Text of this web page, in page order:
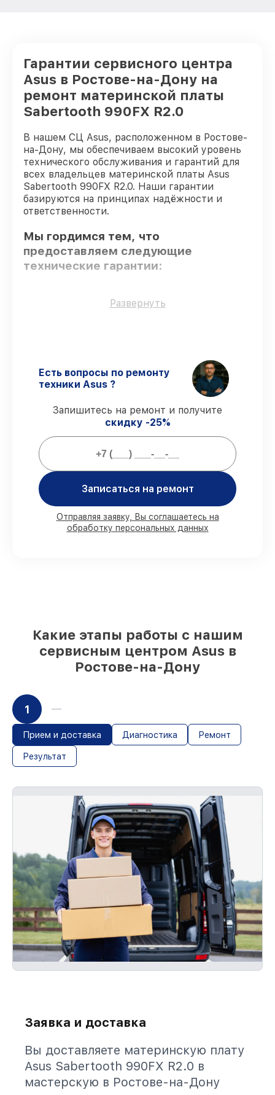
Гарантии сервисного центра
Asus в Ростове-на-Дону на
ремонт материнской платы
Sabertooth 990FX R2.0
В нашем СЦ Asus, расположенном в Ростове-
на-Дону, мы обеспечиваем высокий уровень
технического обслуживания и гарантий для
всех владельцев материнской платы Asus
Sabertooth 990FX R2.0. Наши гарантии
базируются на принципах надёжности и
ответственности.
Мы гордимся тем, что
предоставляем следующие
технические гарантии:
Только фирменные комплектующие
проходят обязательное обучение и
ежегодную аттестацию, что
подтверждает их уровень мастерства.
Соблюдение сроков обслуживания
гарантируем завершение работ без
Сервис с гарантией– предоставляем
официальное гарантийное
сопровождение после восстановления.
Мы гарантируем:
80%работ в присутствии заказчика
обслуживание начинается сразу
Развернуть
Есть вопросы по ремонту
техники Asus ?
Запишитесь на ремонт и получите
скидку -25%
Записаться на ремонт
Отправляя заявку, Вы соглашаетесь на
обработку персональных данных
Какие этапы работы с нашим
сервисным центром Asus в
Ростове-на-Дону
1
Прием и доставка Диагностика Ремонт
Результат
Заявка и доставка
Вы доставляете материнскую плату
Asus Sabertooth 990FX R2.0 в
мастерскую в Ростове-на-Дону